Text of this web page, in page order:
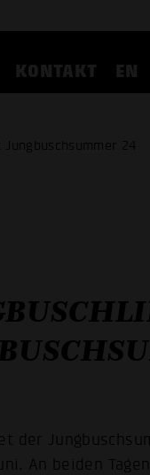
KONTAKT EN
24
der
An beiden